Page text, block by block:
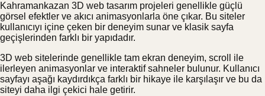
Kahramankazan 3D web tasarım projeleri genellikle güçlü
görsel efektler ve akıcı animasyonlarla öne çıkar. Bu siteler
kullanıcıyı içine çeken bir deneyim sunar ve klasik sayfa
geçişlerinden farklı bir yapıdadır.
3D web sitelerinde genellikle tam ekran deneyim, scroll ile
ilerleyen animasyonlar ve interaktif sahneler bulunur. Kullanıcı
sayfayı aşağı kaydırdıkça farklı bir hikaye ile karşılaşır ve bu da
siteyi daha ilgi çekici hale getirir.